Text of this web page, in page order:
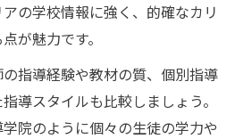
の学校情報に強く、的確なカリ
が魅力です。
指導経験や教材の質、個別指導
導スタイルも比較しましょう。
院のように個々の生徒の学力や